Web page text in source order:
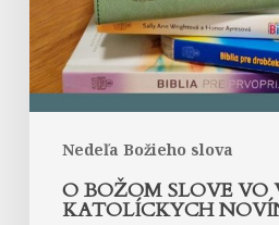
Nedeľa Božieho slova
novín
O BOŽOM SLOVE VO
KATOLÍCKYCH